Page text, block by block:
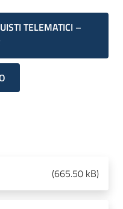
TELEMATICI –
(665.50 kB)